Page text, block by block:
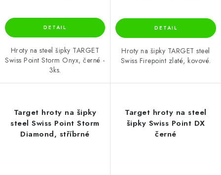
Hroty na steel šipky TARGET
Swiss Point Storm Onyx, černé -
3ks.
Hroty na šipky TARGET steel
Swiss Firepoint zlaté, kovové.
Target hroty na šipky
steel Swiss Point Storm
Diamond, stříbrné
Target hroty na steel
šipky Swiss Point DX
černé